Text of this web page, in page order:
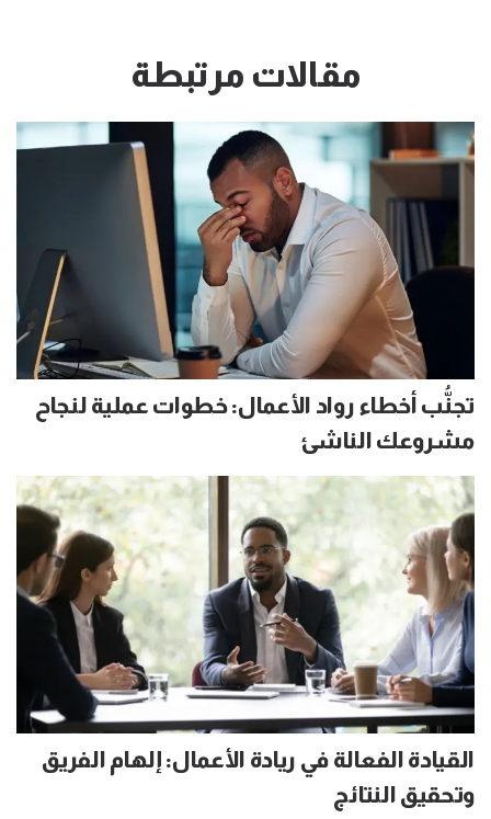
مقالات مرتبطة
تجنُّب أخطاء رواد الأعمال: خطوات عملية لنجاح
مشروعك الناشئ
القيادة الفعالة في ريادة الأعمال: إلهام الفريق
وتحقيق النتائج